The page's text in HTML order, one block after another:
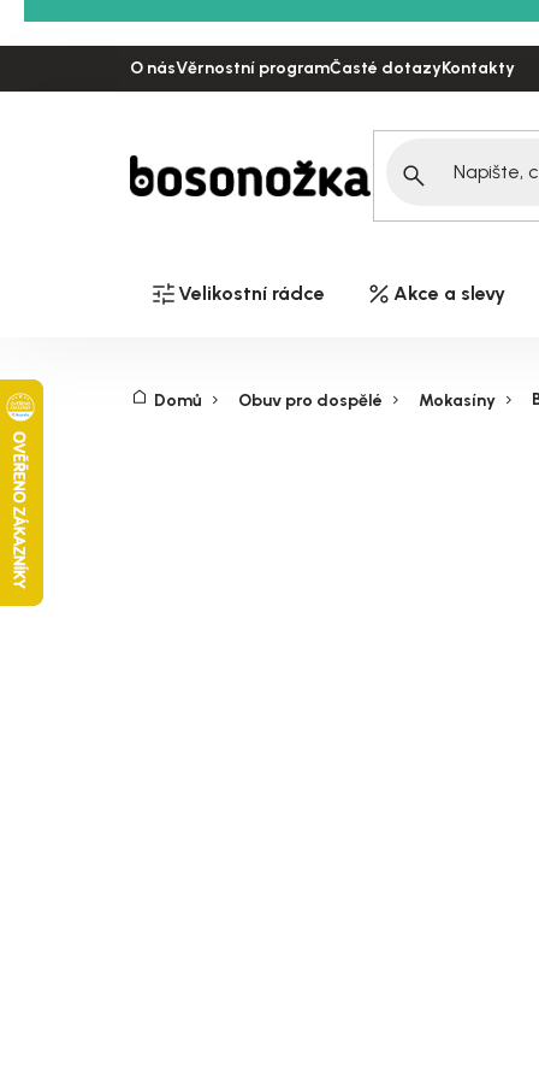
na
O násVěrnostní programČasté dotazyKontakty
Velikostní rádce Akce a slevy
Domů Obuv pro dospělé Mokasíny